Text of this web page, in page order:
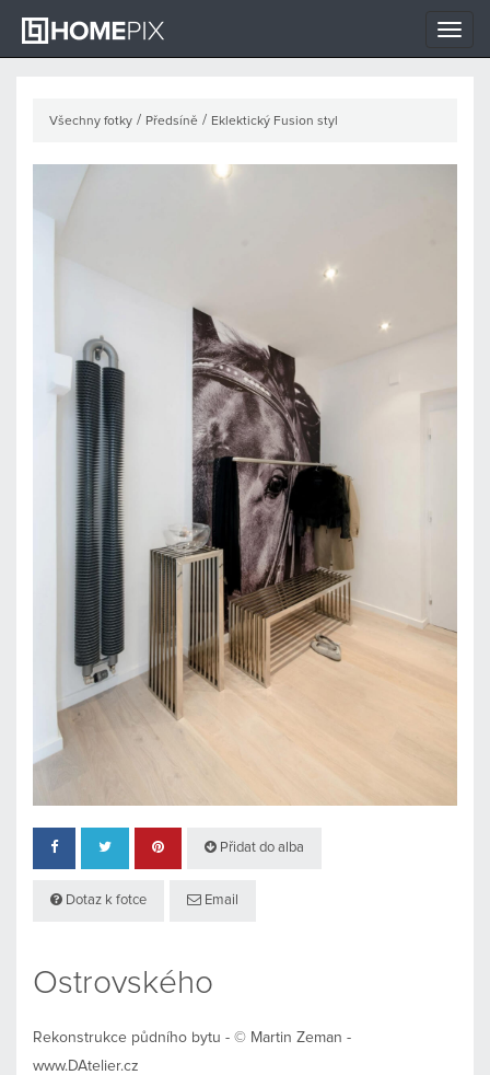
Toggle
Všechny fotky / Předsíně / Eklektický Fusion styl
Přidat do alba
Dotaz k fotce Email
Ostrovského
Rekonstrukce půdního bytu - © Martin Zeman -
www.DAtelier.cz